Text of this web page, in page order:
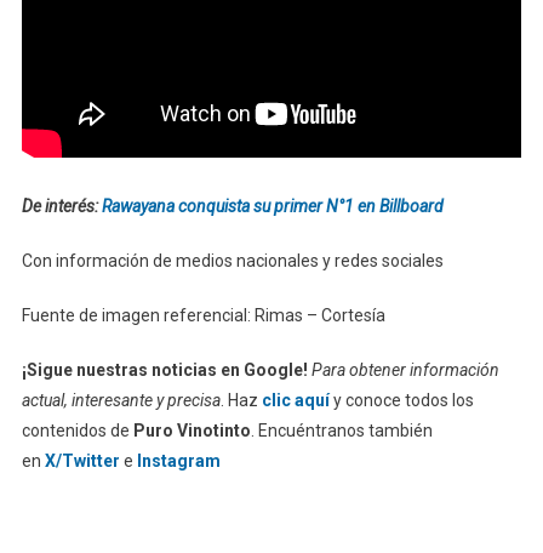
De interés:Rawayana conquista su primer N°1 en Billboard
Con información de medios nacionales y redes sociales
Fuente de imagen referencial: Rimas – Cortesía
¡Sigue nuestras noticias en Google! Para obtener información
actual, interesante y precisa. Haz clic aquíy conoce todos los
contenidos de Puro Vinotinto. Encuéntranos también
en X/Twitter e Instagram